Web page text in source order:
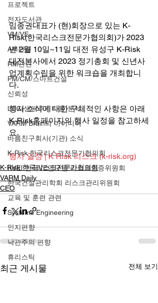
프로젝트
전자도서관
VM/VE
AM관련
RM관련
PM/CM/스마트건설
신뢰성
LCC(생애주기비용)분석
VARM Brain의 아이디어
바름친구회사(기관) 소식
K-Risk 한국리스크전문가협의회
KVEI 한국VE연구원 리스크인증위원회
한국건설관리학회 리스크관리위원회
교육 및 훈련 관련
Systems Engineering
인지편향
낙관주의 편향
휴리스틱
임종권대표가 (현)회장으로 있는 K-
Risk(한국리스크전문가협의회)가 2023
년 2월 10일~11일 대전 유성구 K-Risk
대전본사에서 2023 정기총회 및 신년사
업계획수립을 위한 워크숍을 개최합니
다.
행사 소식에 대한 구체적인 사항은 아래
K-Risk홈페이지의 행사 일정을 참고하세
요.
행사 일정 | K Risk 리스크 (k-risk.org)
K-Risk 한국리스크전문가협의회
VARM Daily
CEO
최근 게시물 전체 보기